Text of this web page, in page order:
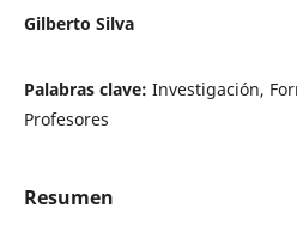
Gilberto Silva
Palabras clave: Investigación,
Profesores
Resumen